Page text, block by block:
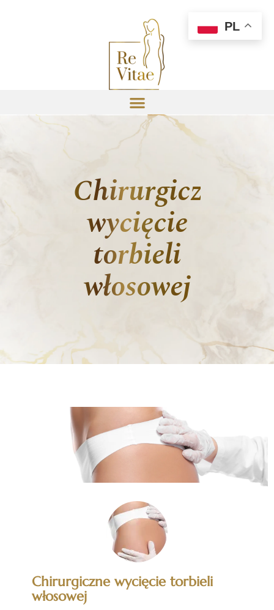
Chirurgiczne
wycięcie
torbieli
włosowej
Chirurgiczne wycięcie torbieli
włosowej
PL